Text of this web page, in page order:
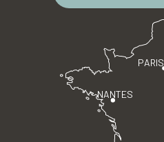
PARIS
NANTES